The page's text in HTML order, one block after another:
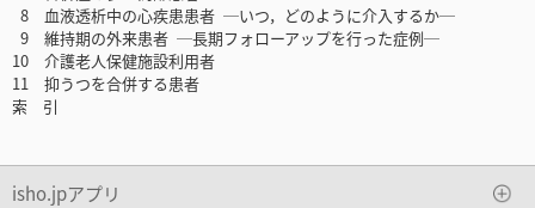
8 血液透析中の心疾患患者 ─いつ，どのように介入するか─
9 維持期の外来患者 ─長期フォローアップを行った症例─
10 介護老人保健施設利用者
11 抑うつを合併する患者
索 引
isho.jpアプリ